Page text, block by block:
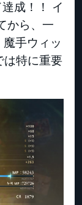
成！！ イ
から、一
手ウィッ
は特に重要